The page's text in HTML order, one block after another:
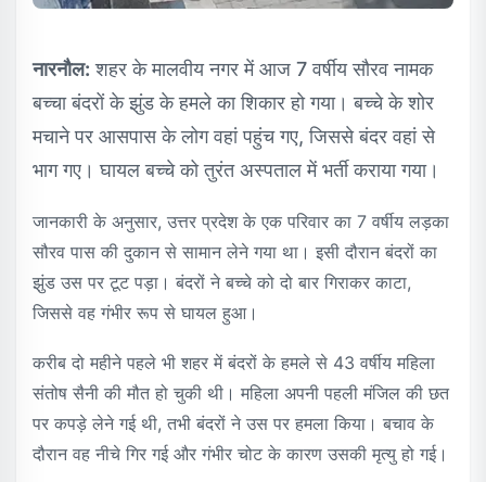
नारनौल: शहर के मालवीय नगर में आज 7 वर्षीय सौरव नामक
बच्चा बंदरों के झुंड के हमले का शिकार हो गया। बच्चे के शोर
मचाने पर आसपास के लोग वहां पहुंच गए, जिससे बंदर वहां से
भाग गए। घायल बच्चे को तुरंत अस्पताल में भर्ती कराया गया।
जानकारी के अनुसार, उत्तर प्रदेश के एक परिवार का 7 वर्षीय लड़का
सौरव पास की दुकान से सामान लेने गया था। इसी दौरान बंदरों का
झुंड उस पर टूट पड़ा। बंदरों ने बच्चे को दो बार गिराकर काटा,
जिससे वह गंभीर रूप से घायल हुआ।
करीब दो महीने पहले भी शहर में बंदरों के हमले से 43 वर्षीय महिला
संतोष सैनी की मौत हो चुकी थी। महिला अपनी पहली मंजिल की छत
पर कपड़े लेने गई थी, तभी बंदरों ने उस पर हमला किया। बचाव के
दौरान वह नीचे गिर गई और गंभीर चोट के कारण उसकी मृत्यु हो गई।